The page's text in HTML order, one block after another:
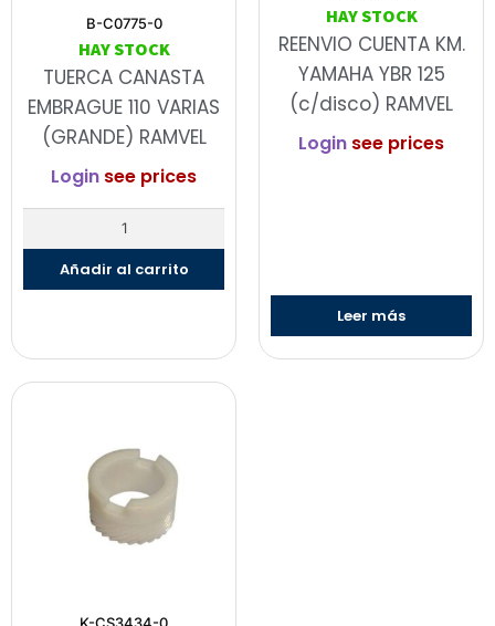
B-C0775-0
HAY STOCK
TUERCA CANASTA
EMBRAGUE 110 VARIAS
(GRANDE) RAMVEL
Login see prices
Añadir al carrito
HAY STOCK
REENVIO CUENTA KM.
YAMAHA YBR 125
(c/disco) RAMVEL
Login see prices
Leer más